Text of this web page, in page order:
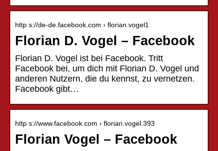
http s://de-de.facebook.com › florian.vogel1
Florian D. Vogel – Facebook
Florian D. Vogel ist bei Facebook. Tritt
Facebook bei, um dich mit Florian D. Vogel und
anderen Nutzern, die du kennst, zu vernetzen.
Facebook gibt…
http s://www.facebook.com › florian.vogel.393
Florian Vogel – Facebook